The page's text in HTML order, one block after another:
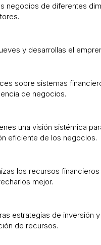
negocios de diferentes
y desarrollas el
sobre sistemas
de negocios.
una visión sistémica
eficiente de los negocios.
los recursos financieros
mejor.
estrategias de inversión
de recursos.